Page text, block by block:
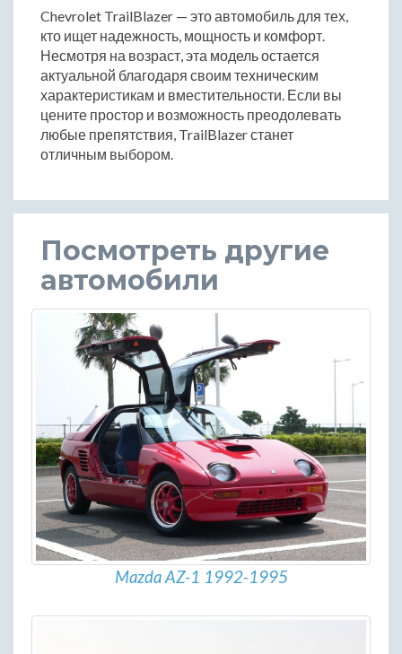
Chevrolet TrailBlazer — это автомобиль для тех,
кто ищет надежность, мощность и комфорт.
Несмотря на возраст, эта модель остается
актуальной благодаря своим техническим
характеристикам и вместительности. Если вы
цените простор и возможность преодолевать
любые препятствия, TrailBlazer станет
отличным выбором.
Посмотреть другие
автомобили
Mazda AZ-1 1992-1995